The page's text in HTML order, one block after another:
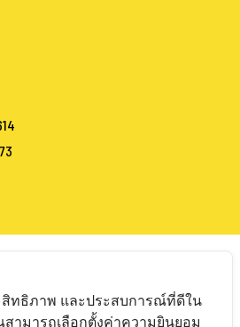
สิทธิภาพ และประสบการณ์ที่ดีใน
ามารถเลือกตั้งค่าความยินยอม